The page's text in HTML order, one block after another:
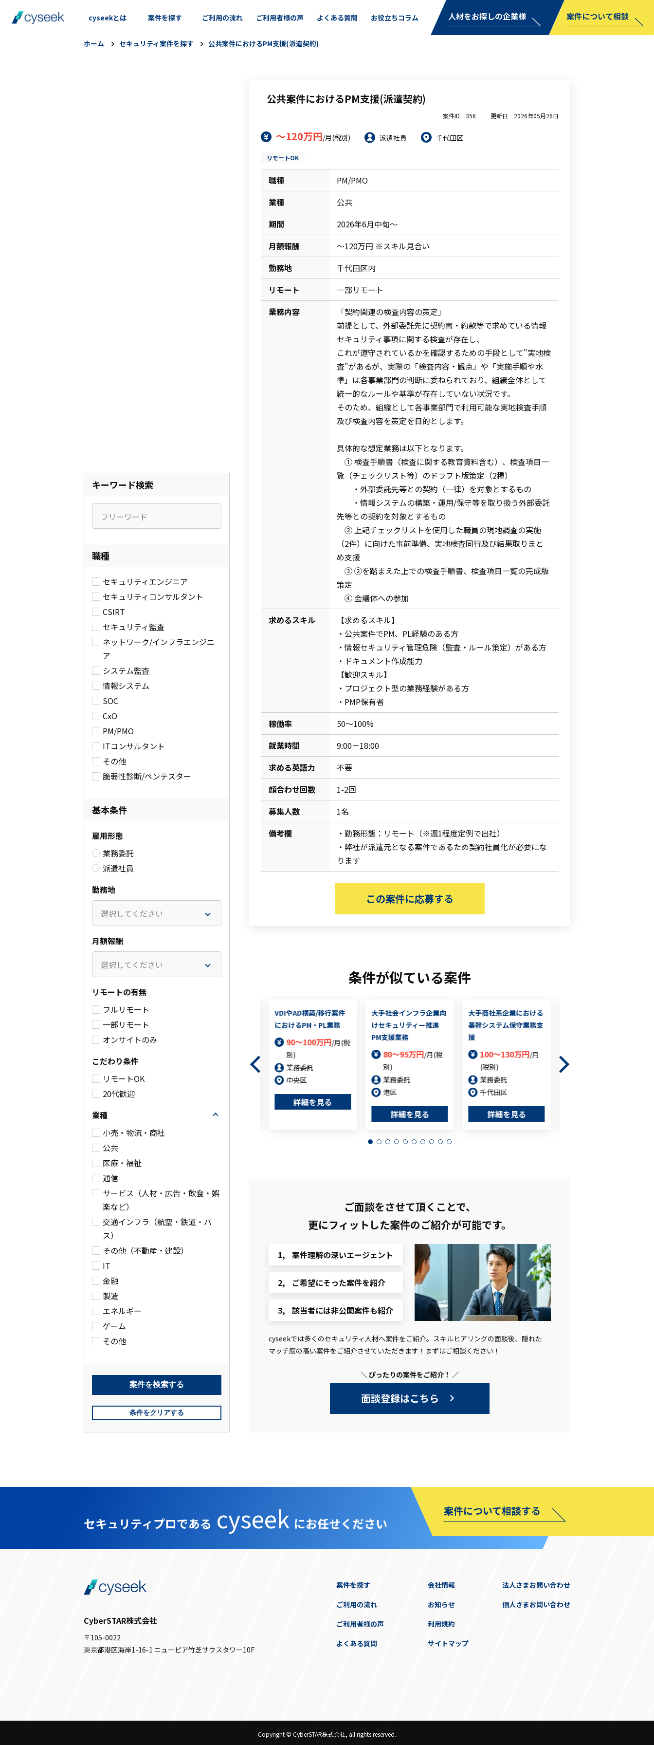
cyseekとは 案件を探す ご利用の流れ ご利用者様の声 よくある質問 お役立ちコラム 人材をお探しの企業様 案件について相談
ホーム セキュリティ案件を探す 公共案件におけるPM支援(派遣契約)
公共案件におけるPM支援(派遣契約)
案件ID 356 更新日 2026年05月26日
～120万円/月(税別) 派遣社員 千代田区
リモートOK
職種
PM/PMO
業種
公共
期間
2026年6月中旬～
月額報酬
～120万円 ※スキル見合い
勤務地
千代田区内
リモート
一部リモート
業務内容
「契約関連の検査内容の策定」
前提として、外部委託先に契約書・約款等で求めている情報
セキュリティ事項に関する検査が存在し、
これが遵守されているかを確認するための手段として"実地検
査"があるが、実際の「検査内容・観点」や「実施手順や水
準」は各事業部門の判断に委ねられており、組織全体として
統一的なルールや基準が存在していない状況です。
そのため、組織として各事業部門で利用可能な実地検査手順
及び検査内容を策定を目的とします。
具体的な想定業務は以下となります。
① 検査手順書（検査に関する教育資料含む）、検査項目一
覧（チェックリスト等）のドラフト版策定（2種）
・外部委託先等との契約（一律）を対象とするもの
・情報システムの構築・運用/保守等を取り扱う外部委託
先等との契約を対象とするもの
② 上記チェックリストを使用した職員の現地調査の実施
（2件）に向けた事前準備、実地検査同行及び結果取りまと
め支援
③ ②を踏まえた上での検査手順書、検査項目一覧の完成版
策定
④ 会議体への参加
求めるスキル
【求めるスキル】
・公共案件でPM、PL経験のある方
・情報セキュリティ管理危険（監査・ルール策定）がある方
・ドキュメント作成能力
【歓迎スキル】
・プロジェクト型の業務経験がある方
・PMP保有者
稼働率
50～100%
就業時間
9:00－18:00
求める英語力
不要
顔合わせ回数
1-2回
募集人数
1名
備考欄
・勤務形態：リモート（※週1程度定例で出社）
・弊社が派遣元となる案件であるため契約社員化が必要にな
ります
この案件に応募する
条件が似ている案件
基幹システム更改案件に
おけるPM業務
～100万円/月(税別)
中央区
詳細を見る
VDIやAD構築/移行案件
におけるPM・PL業務
90～100万円/月(税
別)
業務委託
中央区
詳細を見る
大手社会インフラ企業向
けセキュリティー推進
PM支援業務
80～95万円/月(税
別)
業務委託
港区
詳細を見る
大手商社系企業における
基幹システム保守業務支
援
100～130万円/月
(税別)
業務委託
千代田区
詳細を見る
ご面談をさせて頂くことで、
更にフィットした案件のご紹介が可能です。
案件理解の深いエージェント
ご希望にそった案件を紹介
該当者には非公開案件も紹介
cyseekでは多くのセキュリティ人材へ案件をご紹介。スキルヒアリングの面談後、隠れた
マッチ度の高い案件をご紹介させていただきます！まずはご相談ください！
＼ ぴったりの案件をご紹介！ ／
面談登録はこちら
キーワード検索
職種
セキュリティエンジニア
セキュリティコンサルタント
CSIRT
セキュリティ監査
ネットワーク/インフラエンジニ
ア
システム監査
情報システム
SOC
CxO
PM/PMO
ITコンサルタント
その他
脆弱性診断/ペンテスター
基本条件
雇用形態
業務委託
派遣社員
勤務地
選択してください
月額報酬
選択してください
リモートの有無
フルリモート
一部リモート
オンサイトのみ
こだわり条件
リモートOK
20代歓迎
業種
小売・物流・商社
公共
医療・福祉
通信
サービス（人材・広告・飲食・娯
楽など）
交通インフラ（航空・鉄道・バ
ス）
その他（不動産・建設）
IT
金融
製造
エネルギー
ゲーム
その他
案件を検索する
条件をクリアする
セキュリティプロである cyseek にお任せください
案件について相談する
CyberSTAR株式会社
〒105-0022
東京都港区海岸1-16-1 ニューピア竹芝サウスタワー10F
案件を探す
ご利用の流れ
ご利用者様の声
よくある質問
会社情報
お知らせ
利用規約
サイトマップ
法人さまお問い合わせ
個人さまお問い合わせ
Copyright © CyberSTAR株式会社, all rights reserved.